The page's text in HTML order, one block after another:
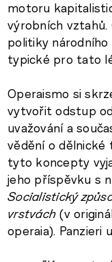
motoru
výrobních vztahů.
politiky
typické pro tato
Operaismo si
vytvořit odstup
uvažování a
vědění o dělnické
tyto koncepty
jeho příspěvku s
Socialistický
vrstvách (v
operaia). Panzieri